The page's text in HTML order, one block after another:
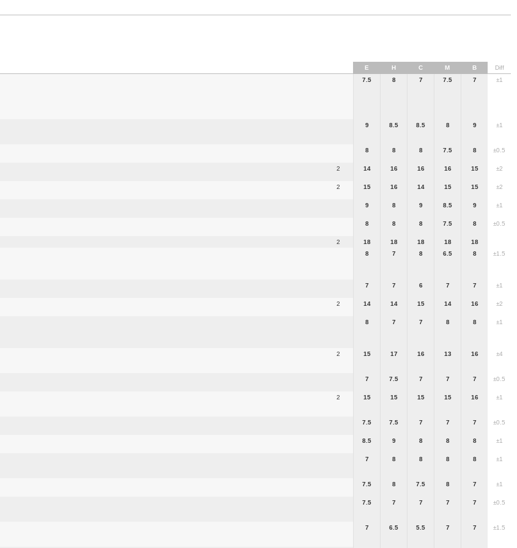
E H C M B
Diff
7.5 8 7 7.5 7 ±1
9 8.5 8.5 8 9 ±1
8 8 8 7.5 8 ±0.5
2 14 16 16 16 15 ±2
2 15 16 14 15 15 ±2
9 8 9 8.5 9 ±1
8 8 8 7.5 8 ±0.5
2 18 18 18 18
18
8 7 8 6.5 8 ±1.5
7 7 6 7 7 ±1
2 14 14 15 14 16 ±2
8 7 7 8 8 ±1
2 15 17 16 13 16 ±4
7 7.5 7 7 7 ±0.5
2 15 15 15 15 16 ±1
7.5 7.5 7 7 7 ±0.5
8.5 9 8 8 8 ±1
7 8 8 8 8 ±1
7.5 8 7.5 8 7 ±1
7.5 7 7 7 7 ±0.5
7 6.5 5.5 7 7 ±1.5